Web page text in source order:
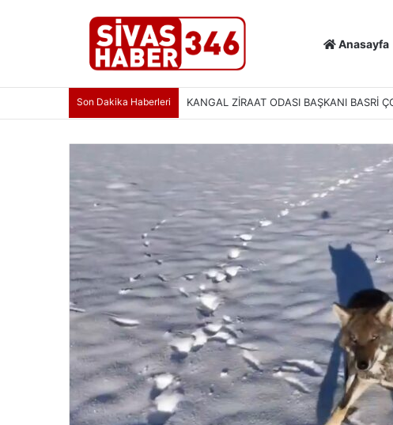
Anasayfa
Son Dakika Haberleri SİVAS’TA KÜLTÜR VE TURİZM